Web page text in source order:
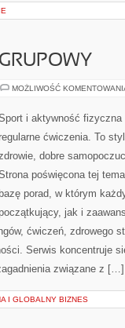
MOŻLIWOŚĆ
i aktywność
regularne ćwiczenia. To
dobre
poświęcona tej
bazę porad, w którym
jak i
ćwiczeń, zdrowego
Serwis koncentruje
związane z […]
I GLOBALNY BIZNES